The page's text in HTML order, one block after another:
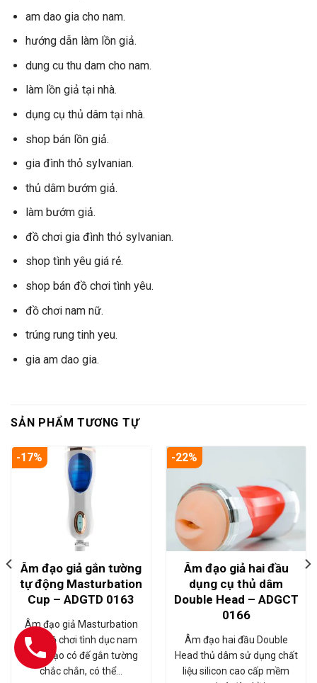
am dao gia cho nam.
hướng dẫn làm lồn giả.
dung cu thu dam cho nam.
làm lồn giả tại nhà.
dụng cụ thủ dâm tại nhà.
shop bán lồn giả.
gia đình thỏ sylvanian.
thủ dâm bướm giả.
làm bướm giả.
đồ chơi gia đình thỏ sylvanian.
shop tình yêu giá rẻ.
shop bán đồ chơi tình yêu.
đồ chơi nam nữ.
trúng rung tinh yeu.
gia am dao gia.
SẢN PHẨM TƯƠNG TỰ
-17%
Âm đạo giả gắn tường
tự động Masturbation
Cup – ADGTD 0163
Âm đạo giả Masturbation
Cup đồ chơi tình dục nam
nhân tạo có đế gắn tường
chắc chắn, có thể…
-22%
Âm đạo giả hai đầu
dụng cụ thủ dâm
Double Head – ADGCT
0166
Âm đạo hai đầu Double
Head thủ dâm sử dụng chất
liệu silicon cao cấp mềm